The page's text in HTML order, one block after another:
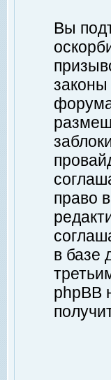
Вы
законы
право
в базе
phpBB